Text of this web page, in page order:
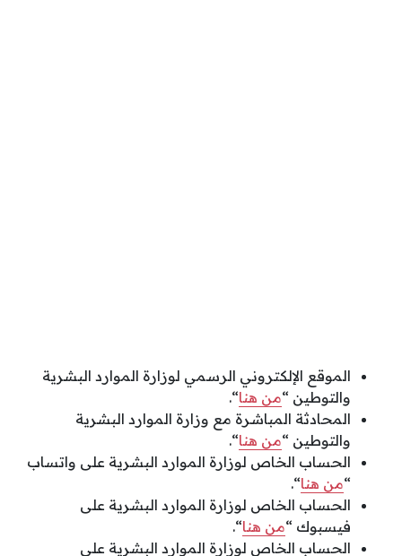
الموقع الإلكتروني الرسمي لوزارة الموارد البشرية
والتوطين “من هنا“.
المحادثة المباشرة مع وزارة الموارد البشرية
والتوطين “من هنا“.
الحساب الخاص لوزارة الموارد البشرية على واتساب
“من هنا“.
الحساب الخاص لوزارة الموارد البشرية على
فيسبوك “من هنا“.
الحساب الخاص لوزارة الموارد البشرية على